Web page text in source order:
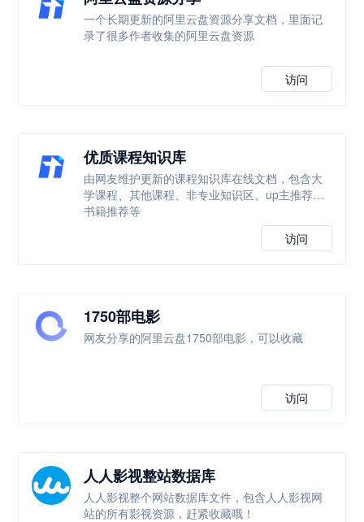
一个长期更新的阿里云盘资源分享文档，里面记
录了很多作者收集的阿里云盘资源
访问
优质课程知识库
由网友维护更新的课程知识库在线文档，包含大
学课程、其他课程、非专业知识区、up主推荐、
书籍推荐等
访问
1750部电影
网友分享的阿里云盘1750部电影，可以收藏
访问
人人影视整站数据库
人人影视整个网站数据库文件，包含人人影视网
站的所有影视资源，赶紧收藏哦！